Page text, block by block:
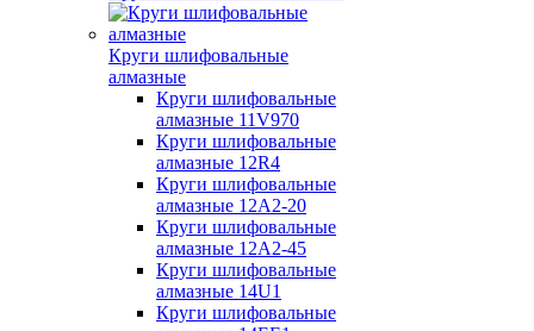
Круги шлифовальные
алмазные
Круги шлифовальные
алмазные 11V970
Круги шлифовальные
алмазные 12R4
Круги шлифовальные
алмазные 12А2-20
Круги шлифовальные
алмазные 12А2-45
Круги шлифовальные
алмазные 14U1
Круги шлифовальные